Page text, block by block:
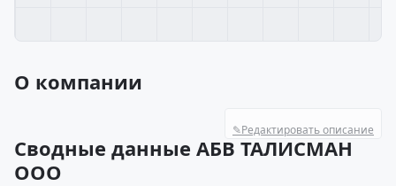
О компании
✎Редактировать описание
Сводные данные АБВ ТАЛИСМАН
ООО